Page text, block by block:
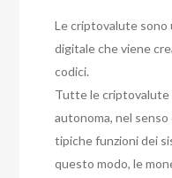
Le criptovalute sono
digitale che viene
codici.
Tutte le criptovalute
autonoma, nel
tipiche funzioni dei
questo modo, le